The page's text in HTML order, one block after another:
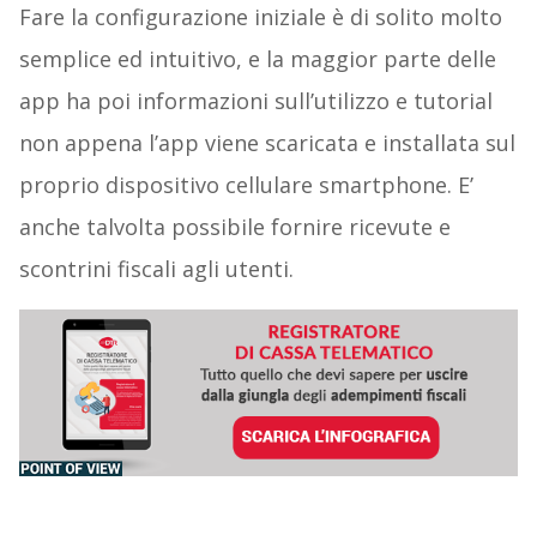
Fare la configurazione iniziale è di solito molto
semplice ed intuitivo, e la maggior parte delle
app ha poi informazioni sull’utilizzo e tutorial
non appena l’app viene scaricata e installata sul
proprio dispositivo cellulare smartphone. E’
anche talvolta possibile fornire ricevute e
scontrini fiscali agli utenti.